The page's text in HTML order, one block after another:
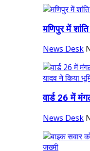
मणिपुर में
News Desk
वार्ड 26 में
News Desk